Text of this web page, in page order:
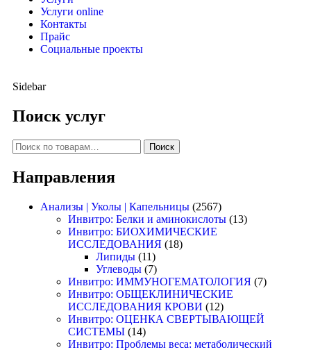
Услуги online
Контакты
Прайс
Социальные проекты
Sidebar
Поиск услуг
Поиск
Направления
Анализы | Уколы | Капельницы (2567)
Инвитро: Белки и аминокислоты (13)
Инвитро: БИОХИМИЧЕСКИЕ
ИССЛЕДОВАНИЯ (18)
Липиды (11)
Углеводы (7)
Инвитро: ИММУНОГЕМАТОЛОГИЯ (7)
Инвитро: ОБЩЕКЛИНИЧЕСКИЕ
ИССЛЕДОВАНИЯ КРОВИ (12)
Инвитро: ОЦЕНКА СВЕРТЫВАЮЩЕЙ
СИСТЕМЫ (14)
Инвитро: Проблемы веса: метаболический